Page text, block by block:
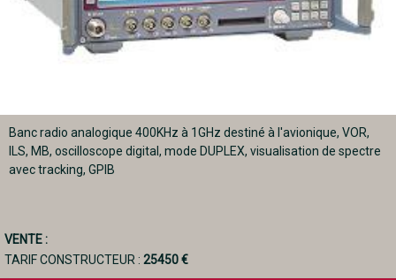
Banc radio analogique 400KHz à 1GHz destiné à l'avionique, VOR,
ILS, MB, oscilloscope digital, mode DUPLEX, visualisation de spectre
avec tracking, GPIB
VENTE :
TARIF CONSTRUCTEUR : 25450 €